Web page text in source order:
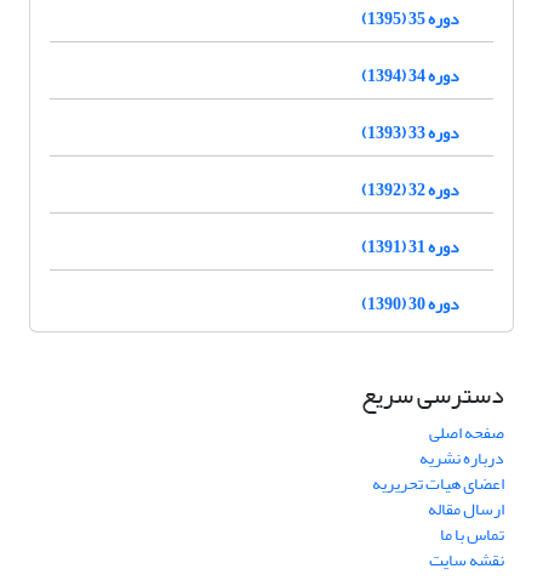
دوره 35 (1395)
دوره 34 (1394)
دوره 33 (1393)
دوره 32 (1392)
دوره 31 (1391)
دوره 30 (1390)
دسترسی سریع
صفحه اصلی
درباره نشریه
اعضای هیات تحریریه
ارسال مقاله
تماس با ما
نقشه سایت